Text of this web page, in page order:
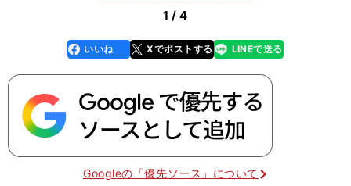
1 / 4
faceboo
k
いいね Xでポストする
line LINEで送る
Googleの「優先ソース」について